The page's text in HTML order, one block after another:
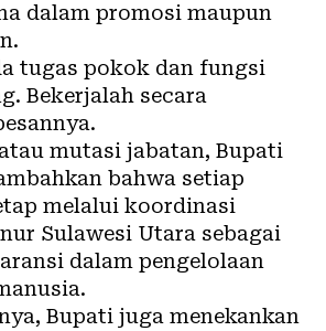
dalam promosi maupun
tugas pokok dan fungsi
Bekerjalah secara
mutasi jabatan, Bupati
bahwa setiap
melalui koordinasi
Sulawesi Utara sebagai
dalam pengelolaan
Bupati juga menekankan